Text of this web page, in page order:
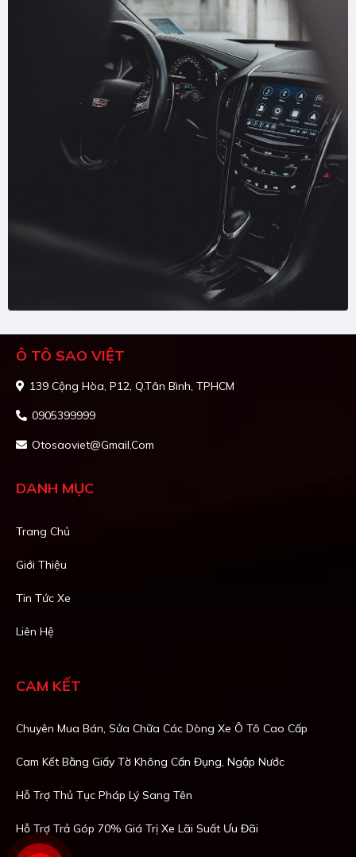
Ô TÔ SAO VIỆT
139 Cộng Hòa, P12, Q.Tân Bình, TPHCM
0905399999
Otosaoviet@gmail.com
DANH MỤC
Trang Chủ
Giới Thiệu
Tin Tức Xe
Liên Hệ
CAM KẾT
Chuyên Mua Bán, Sửa Chữa Các Dòng Xe Ô Tô Cao Cấp
Cam Kết Bằng Giấy Tờ Không Cấn Đụng, Ngập Nước
Hỗ Trợ Thủ Tục Pháp Lý Sang Tên
Hỗ Trợ Trả Góp 70% Giá Trị Xe Lãi Suất Ưu Đãi